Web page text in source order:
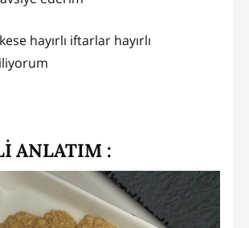
hayırlı iftarlar hayırlı
ANLATIM :